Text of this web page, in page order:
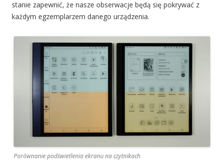
stanie zapewnić, że nasze obserwacje będą się pokrywać z
każdym egzemplarzem danego urządzenia.
Porównanie podświetlenia ekranu na czytnikach